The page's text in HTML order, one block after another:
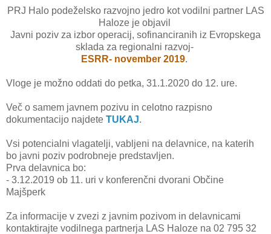
PRJ Halo podeželsko razvojno jedro kot vodilni partner LAS
Haloze je objavil
Javni poziv za izbor operacij, sofinanciranih iz Evropskega
sklada za regionalni razvoj-
ESRR- november 2019.
Vloge je možno oddati do petka, 31.1.2020 do 12. ure.
Več o samem javnem pozivu in celotno razpisno
dokumentacijo najdete TUKAJ.
Vsi potencialni vlagatelji, vabljeni na delavnice, na katerih
bo javni poziv podrobneje predstavljen.
Prva delavnica bo:
- 3.12.2019 ob 11. uri v konferenčni dvorani Občine
Majšperk
Za informacije v zvezi z javnim pozivom in delavnicami
kontaktirajte vodilnega partnerja LAS Haloze na 02 795 32